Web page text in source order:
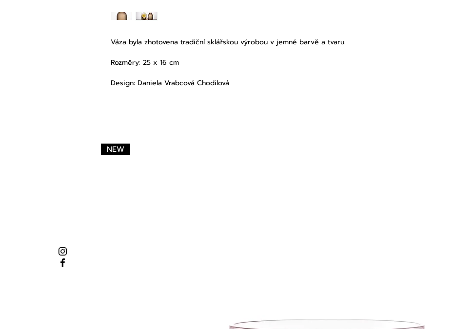
Váza byla zhotovena tradiční sklářskou výrobou v jemné barvě a tvaru.
Rozměry: 25 x 16 cm
Design: Daniela Vrabcová Chodilová
NEW